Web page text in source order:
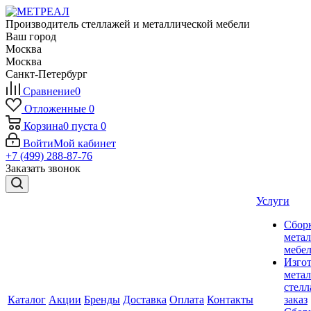
Производитель стеллажей и металлической мебели
Ваш город
Москва
Москва
Санкт-Петербург
Сравнение0
Отложенные 0
Корзина0 пуста 0
ВойтиМой кабинет
+7 (499) 288-87-76
Заказать звонок
Каталог Акции Бренды Доставка Оплата Контакты
Услуги
заказ